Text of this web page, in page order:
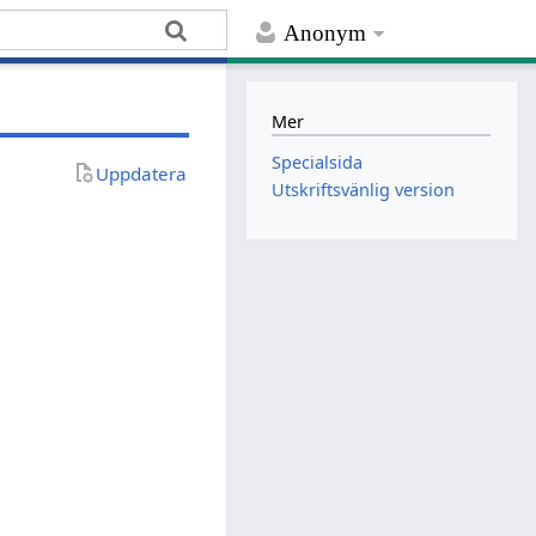
Anonym
Uppdatera
Mer
Specialsida
Utskriftsvänlig version